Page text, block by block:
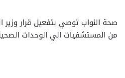
صحة النواب توصي بتفعيل قرار
من المستشفيات الي الوحدات